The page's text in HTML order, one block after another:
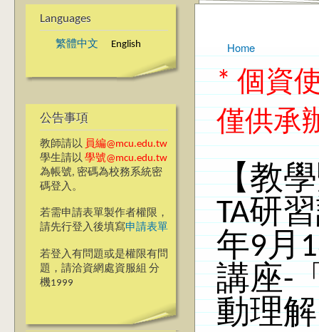
Languages
繁體中文 English
公告事項
教師請以 員編@mcu.edu.tw
學生請以 學號@mcu.edu.tw
為帳號, 密碼為校務系統密
碼登入。
若需申請表單製作者權限，
請先行登入後填寫申請表單
若登入有問題或是權限有問
題，請洽資網處資服組 分
機1999
You are here
Home
* 個資
僅供承
【教
TA研
年9月
講座-
動理